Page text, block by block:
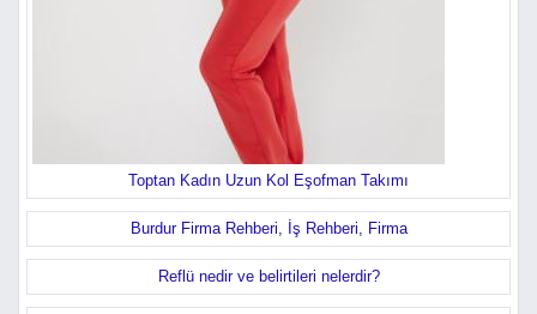
Toptan Kadın Uzun Kol Eşofman Takımı
Burdur Firma Rehberi, İş Rehberi, Firma
Reflü nedir ve belirtileri nelerdir?